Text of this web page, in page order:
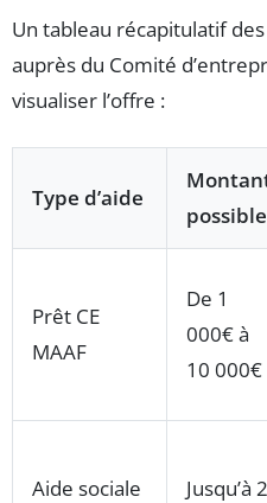
Un tableau récapitulatif
auprès du Comité
visualiser l’offre :
Type d’aide
possible
Prêt CE
MAAF
De 1
000€ à
10 000€
Aide sociale
Jusqu’à 2